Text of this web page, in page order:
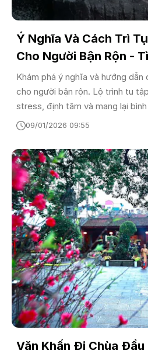
Ý Nghĩa Và Cách Trì
Cho Người Bận Rộn -
Đời Thường
Khám phá ý nghĩa và hướng
cho người bận rộn. Lộ trình tu
stress, định tâm và mang lại
09/01/2026 09:55
Văn Khấn Đi Chùa Đầu